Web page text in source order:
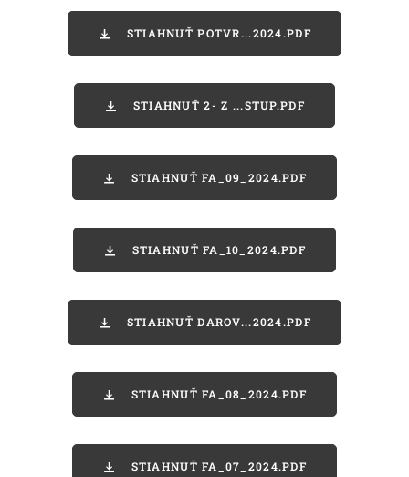
STIAHNUŤ POTVR...2024.PDF
STIAHNUŤ 2- Z ...STUP.PDF
STIAHNUŤ FA_09_2024.PDF
STIAHNUŤ FA_10_2024.PDF
STIAHNUŤ DAROV...2024.PDF
STIAHNUŤ FA_08_2024.PDF
STIAHNUŤ FA_07_2024.PDF